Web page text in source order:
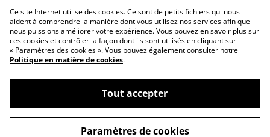
confidentialité
Politique de cookies
©2026L'Artélys
Ce site Internet utilise des cookies. Ce sont de petits fichiers qui nous
aident à comprendre la manière dont vous utilisez nos services afin que
nous puissions améliorer votre expérience. Vous pouvez en savoir plus sur
ces cookies et contrôler la façon dont ils sont utilisés en cliquant sur
« Paramètres des cookies ». Vous pouvez également consulter notre
Politique en matière de cookies.
Tout accepter
Paramètres de cookies